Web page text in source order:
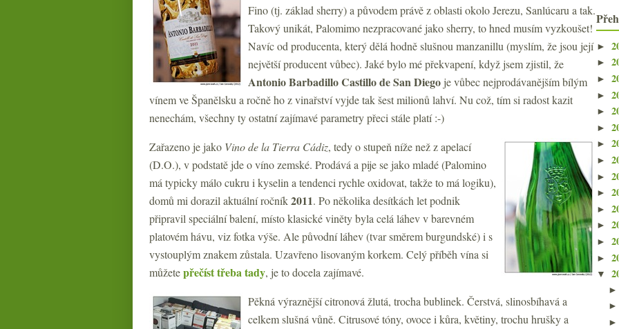
Fino (tj. základ sherry) a původem právě z oblasti okolo Jerezu, Sanlúcaru a tak.
Takový unikát, Palomimo nezpracované jako sherry, to hned musím vyzkoušet!
Navíc od producenta, který dělá hodně slušnou manzanillu (myslím, že jsou její
největší producent vůbec). Jaké bylo mé překvapení, když jsem zjistil, že
AntonioBarbadillo Castillo de San Diego je vůbec nejprodávanějším bílým
vínem ve Španělsku a ročně ho z vinařství vyjde tak šest milionů lahví. Nu což, tím si radost kazit
nenechám, všechny ty ostatní zajímavé parametry přeci stále platí :-)
Zařazeno je jako Vino de la Tierra Cádiz, tedy o stupeň níže než z apelací
(D.O.), v podstatě jde o víno zemské. Prodává a pije se jako mladé (Palomino
má typicky málo cukru i kyselin a tendenci rychle oxidovat, takže to má logiku),
domů mi dorazil aktuální ročník2011. Po několika desítkách let podnik
připravil speciální balení, místo klasické viněty byla celá láhev v barevném
platovém hávu, viz fotka výše. Ale původní láhev (tvar směrem burgundské) i s
vystouplým znakem zůstala. Uzavřeno lisovaným korkem. Celý příběh vína si
můžetepřečíst třeba tady, je to docela zajímavé.
Pěkná výraznější citronová žlutá, trocha bublinek. Čerstvá, slinosbíhavá a
celkem slušná vůně. Citrusové tóny, ovoce i kůra, květiny, trochu hrušky a
►
►
►
►
►
►
►
►
►
►
►
►
►
►
▼